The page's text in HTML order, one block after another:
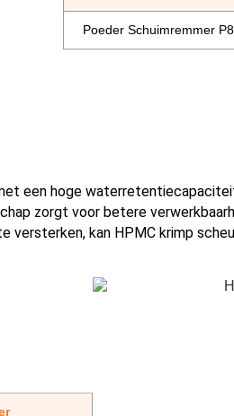
Poeder Schuimremmer
een hoge
zorgt voor betere
kan HPMC krimp